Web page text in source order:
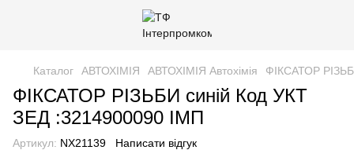
Каталог АВТОХІМІЯ АВТОХІМІЯ Автохімія ФІКСАТОР
ФІКСАТОР РІЗЬБИ синій Код УКТ
ЗЕД :3214900090 ІМП
Артикул: NX21139 Написати відгук